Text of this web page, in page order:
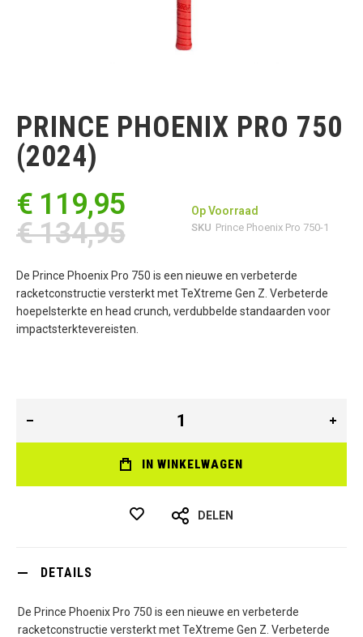
begin
van
de
afbeeldingen-
PRINCE PHOENIX PRO 750
(2024)
€ 119,95
€ 134,95
Op Voorraad
SKU Prince Phoenix Pro 750-1
De Prince Phoenix Pro 750 is een nieuwe en verbeterde
racketconstructie versterkt met TeXtreme Gen Z. Verbeterde
hoepelsterkte en head crunch, verdubbelde standaarden voor
impactsterktevereisten.
IN WINKELWAGEN
DELEN
DETAILS
De Prince Phoenix Pro 750 is een nieuwe en verbeterde
racketconstructie versterkt met TeXtreme Gen Z. Verbeterde